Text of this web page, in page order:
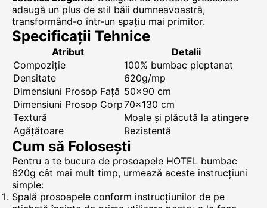
adaugă un plus de stil băii dumneavoastră,
transformând-o într-un spațiu mai primitor.
Specificații Tehnice
Atribut
Detalii
Compoziție
100% bumbac pieptanat
Densitate
620g/mp
Dimensiuni Prosop Față 50x90 cm
Dimensiuni Prosop Corp70x130 cm
Textură
Moale și plăcută la atingere
Agățătoare
Rezistentă
Cum să Folosești
Pentru a te bucura de prosoapele HOTEL bumbac
620g cât mai mult timp, urmează aceste instrucțiuni
simple:
Spală prosoapele conform instrucțiunilor de pe